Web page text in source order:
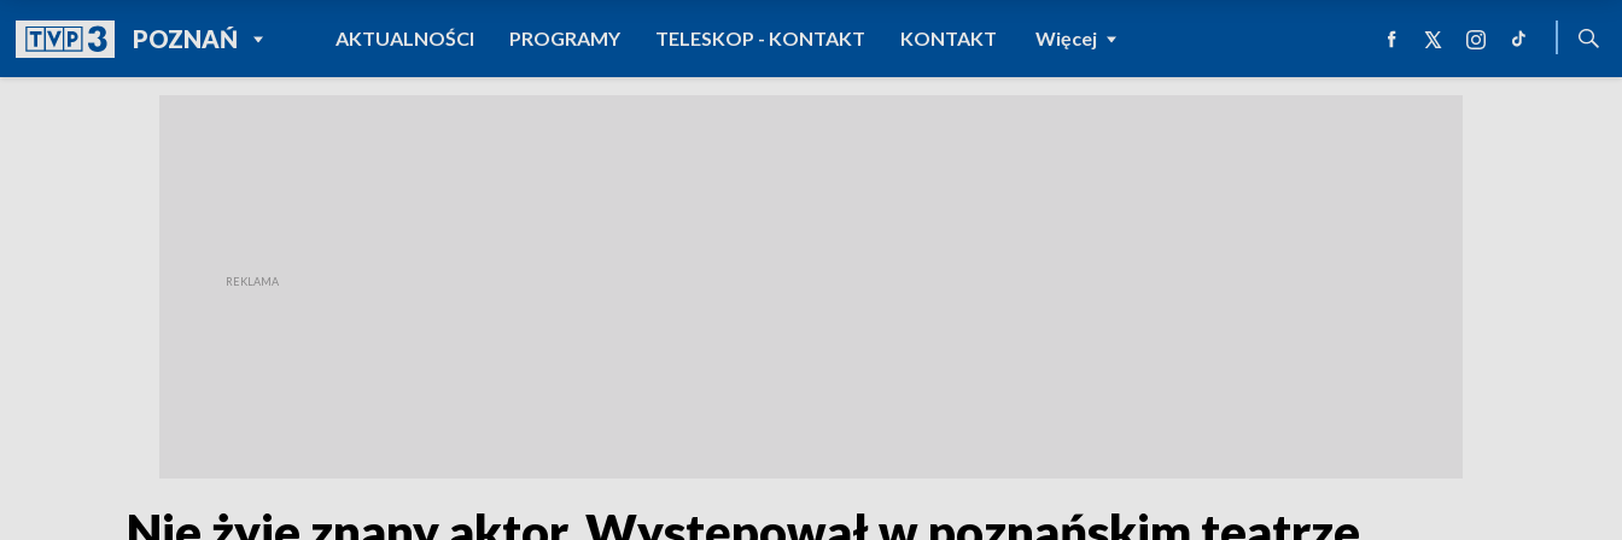
POZNAŃPOWRÓT DO
TVP REGIONY
AKTUALNOŚCI PROGRAMY TELESKOP - KONTAKT KONTAKT Więcej